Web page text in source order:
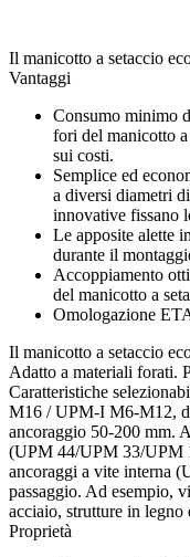
Il manicotto a setaccio
Vantaggi
Consumo minimo
fori del manicotto
sui costi.
Semplice ed
a diversi diametri
innovative fissano
Le apposite alette
durante il
Accoppiamento
del manicotto a
Omologazione
Il manicotto a setaccio
Adatto a materiali forati.
Caratteristiche
M16 / UPM-I M6-M12,
ancoraggio 50-200 mm.
(UPM 44/UPM 33/UPM
ancoraggi a vite interna
passaggio. Ad esempio,
acciaio, strutture in legno
Proprietà